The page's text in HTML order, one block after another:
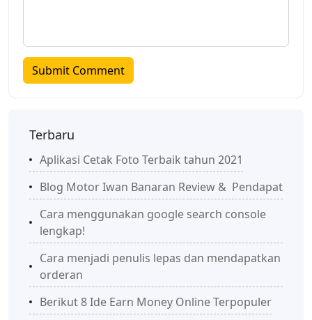
Terbaru
Aplikasi Cetak Foto Terbaik tahun 2021
Blog Motor Iwan Banaran Review & Pendapat
Cara menggunakan google search console
lengkap!
Cara menjadi penulis lepas dan mendapatkan
orderan
Berikut 8 Ide Earn Money Online Terpopuler